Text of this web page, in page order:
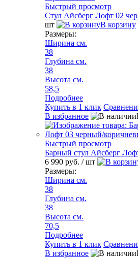
Быстрый просмотр
Стул Айсберг Лофт 02
шт
В корзину
Размеры:
Ширина см.
38
Глубина см.
38
Высота см.
58,5
Подробнее
Купить в 1 клик
В избранное
Быстрый просмотр
Барный стул Айсберг
6 990 руб. / шт
Размеры:
Ширина см.
38
Глубина см.
38
Высота см.
70,5
Подробнее
Купить в 1 клик
В избранное